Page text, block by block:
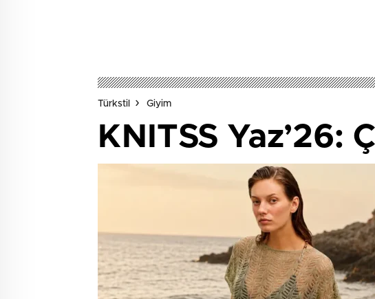
Türkstil Giyim
KNITSS Yaz’26: